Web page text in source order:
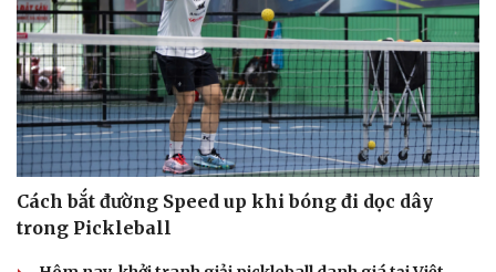
Cách bắt đường Speed up khi bóng đi dọc dây
trong Pickleball